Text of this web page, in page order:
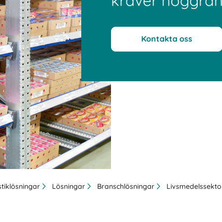
Kontakta oss
Lösningar Branschlösningar